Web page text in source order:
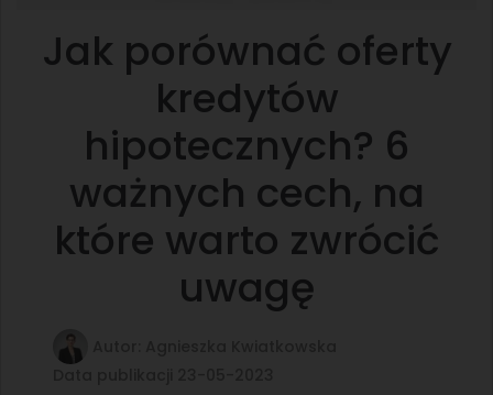
Jak porównać oferty
kredytów
hipotecznych? 6
ważnych cech, na
które warto zwrócić
uwagę